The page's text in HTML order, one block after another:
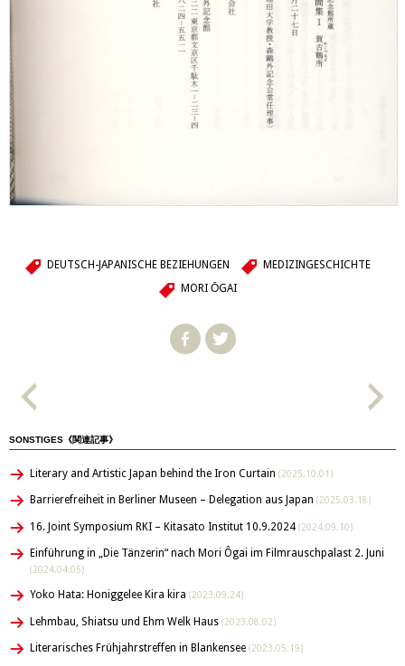
DEUTSCH-JAPANISCHE BEZIEHUNGEN
MEDIZINGESCHICHTE
MORI ŌGAI
SONSTIGES《関連記事》
Literary and Artistic Japan behind the Iron Curtain (2025.10.01)
Barrierefreiheit in Berliner Museen – Delegation aus Japan (2025.03.18)
16. Joint Symposium RKI – Kitasato Institut 10.9.2024 (2024.09.10)
Einführung in „Die Tänzerin“ nach Mori Ôgai im Filmrauschpalast 2. Juni
(2024.04.05)
Yoko Hata: Honiggelee Kira kira (2023.09.24)
Lehmbau, Shiatsu und Ehm Welk Haus (2023.08.02)
Literarisches Frühjahrstreffen in Blankensee (2023.05.19)